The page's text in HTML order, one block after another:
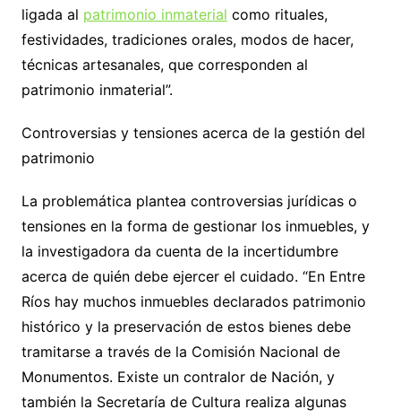
ligada al patrimonio inmaterial como rituales,
festividades, tradiciones orales, modos de hacer,
técnicas artesanales, que corresponden al
patrimonio inmaterial”.
Controversias y tensiones acerca de la gestión del
patrimonio
La problemática plantea controversias jurídicas o
tensiones en la forma de gestionar los inmuebles, y
la investigadora da cuenta de la incertidumbre
acerca de quién debe ejercer el cuidado. “En Entre
Ríos hay muchos inmuebles declarados patrimonio
histórico y la preservación de estos bienes debe
tramitarse a través de la Comisión Nacional de
Monumentos. Existe un contralor de Nación, y
también la Secretaría de Cultura realiza algunas